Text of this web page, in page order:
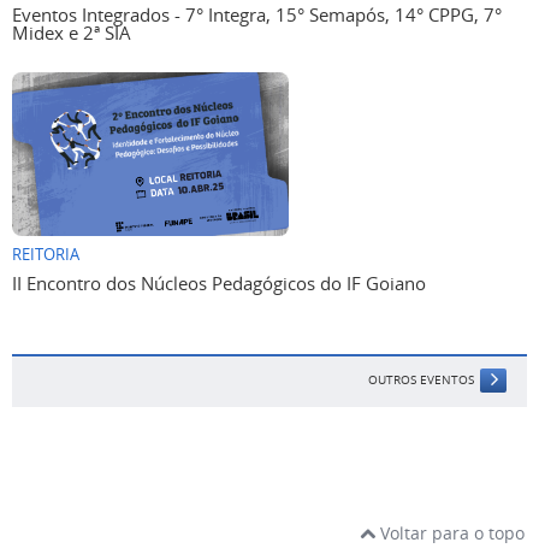
Eventos Integrados - 7° Integra, 15° Semapós, 14° CPPG, 7°
Midex e 2ª SIA
REITORIA
II Encontro dos Núcleos Pedagógicos do IF Goiano
OUTROS EVENTOS
Voltar para o topo